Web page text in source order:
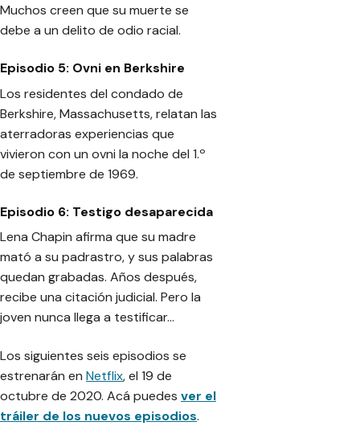
Muchos creen que su muerte se
debe a un delito de odio racial.
Episodio 5: Ovni en Berkshire
Los residentes del condado de
Berkshire, Massachusetts, relatan las
aterradoras experiencias que
vivieron con un ovni la noche del 1.º
de septiembre de 1969.
Episodio 6: Testigo desaparecida
Lena Chapin afirma que su madre
mató a su padrastro, y sus palabras
quedan grabadas. Años después,
recibe una citación judicial. Pero la
joven nunca llega a testificar…
Los siguientes seis episodios se
estrenarán en Netflix, el 19 de
octubre de 2020. Acá puedes ver el
tráiler de los nuevos episodios.